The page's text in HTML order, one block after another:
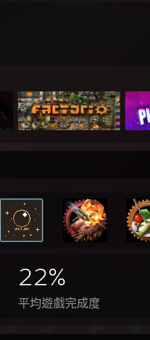
22%
平均遊戲完成度